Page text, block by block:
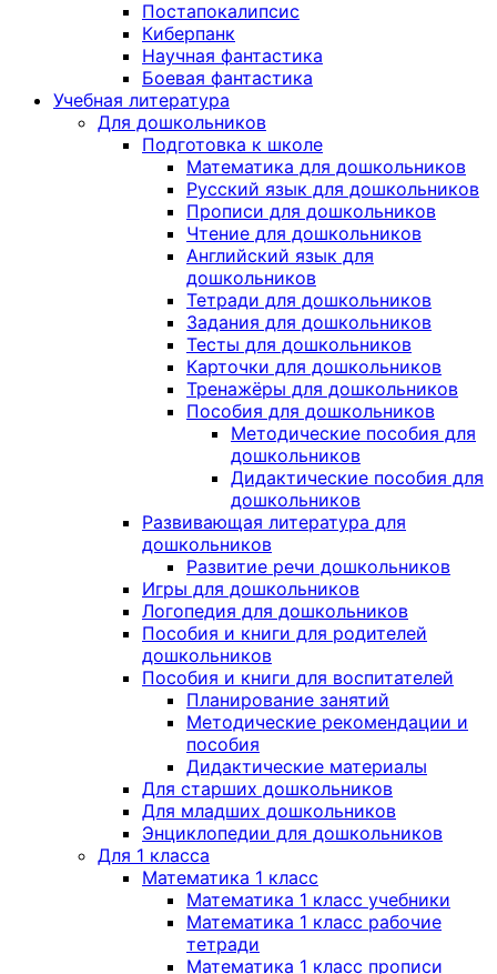
Постапокалипсис
Киберпанк
Научная фантастика
Боевая фантастика
Учебная литература
Для дошкольников
Подготовка к школе
Математика для дошкольников
Русский язык для дошкольников
Прописи для дошкольников
Чтение для дошкольников
Английский язык для
дошкольников
Тетради для дошкольников
Задания для дошкольников
Тесты для дошкольников
Карточки для дошкольников
Тренажёры для дошкольников
Пособия для дошкольников
Методические пособия для
дошкольников
Дидактические пособия для
дошкольников
Развивающая литература для
дошкольников
Развитие речи дошкольников
Игры для дошкольников
Логопедия для дошкольников
Пособия и книги для родителей
дошкольников
Пособия и книги для воспитателей
Планирование занятий
Методические рекомендации и
пособия
Дидактические материалы
Для старших дошкольников
Для младших дошкольников
Энциклопедии для дошкольников
Для 1 класса
Математика 1 класс
Математика 1 класс учебники
Математика 1 класс рабочие
тетради
Математика 1 класс прописи